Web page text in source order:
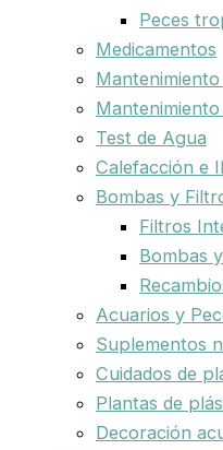
Peces
Medicamentos
Test de Agua
Calefacción e
Bombas y
Filtros
Bombas
Acuarios y
Suplementos
Cuidados de
Plantas de
Decoración